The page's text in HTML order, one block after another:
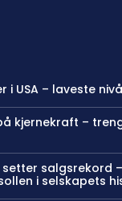
USA – laveste
kjernekraft –
setter salgsrekord
i selskapets